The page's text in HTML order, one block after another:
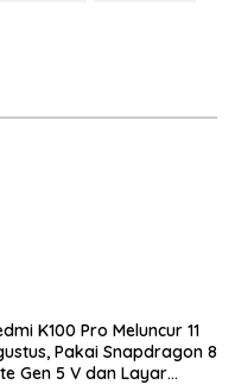
K100 Pro Meluncur 11
Pakai Snapdragon 8
Gen 5 V dan Layar